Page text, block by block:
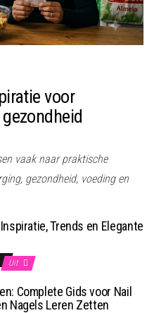
voor
vaak naar praktische
gezondheid, voeding en
Trends en Elegante
Uit
Complete Gids voor Nail
Nagels Leren Zetten